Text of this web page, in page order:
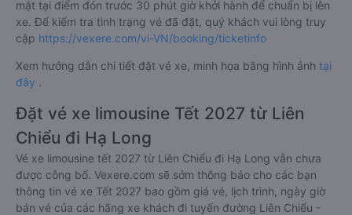
mặt tại điểm đón trước 30 phút giờ khởi hành để chuẩn bị lên
xe. Để kiểm tra tình trạng vé đã đặt, quý khách vui lòng truy
cập https://vexere.com/vi-VN/booking/ticketinfo
Xem hướng dẫn chi tiết đặt vé xe, minh họa bằng hình ảnh tại
đây .
Đặt vé xe limousine Tết 2027 từ Liên
Chiểu đi Hạ Long
Vé xe limousine tết 2027 từ Liên Chiểu đi Hạ Long vẫn chưa
được công bố. Vexere.com sẽ sớm thông báo cho các bạn
thông tin vé xe Tết 2027 bao gồm giá vé, lịch trình, ngày giờ
bán vé của các hãng xe khách đi tuyến đường Liên Chiểu -